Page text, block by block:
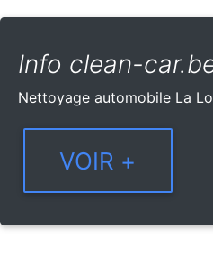
Info clean-
Nettoyage automobile La